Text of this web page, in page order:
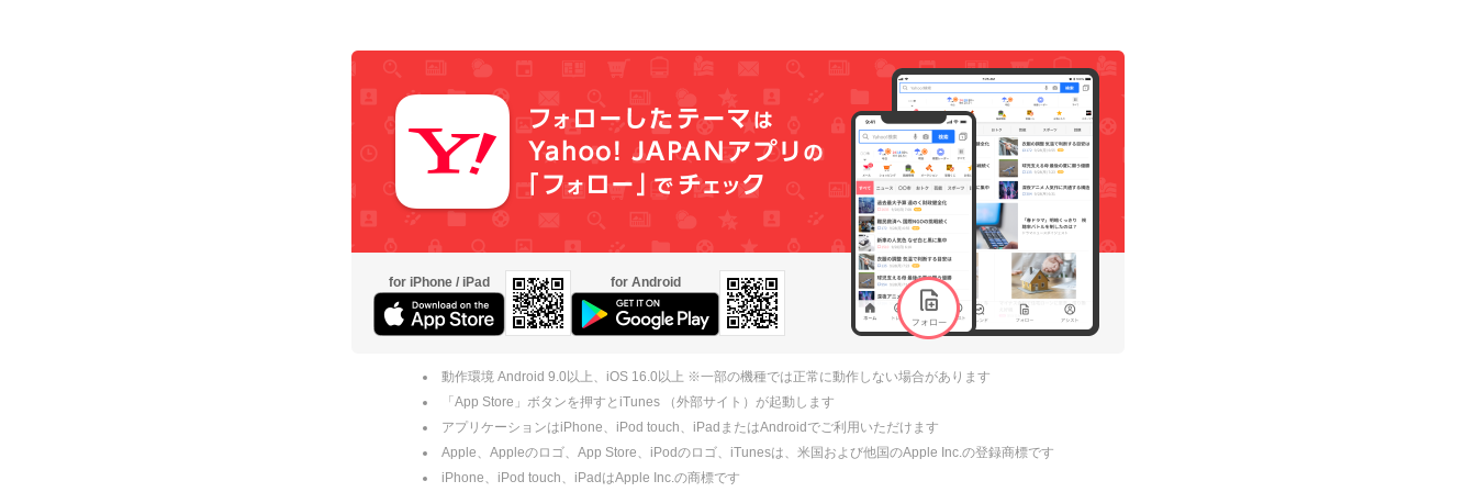
for iPhone / iPad for Android
動作環境 Android 9.0以上、iOS 16.0以上 ※一部の機種では正常に動作しない場合があります
「App Store」ボタンを押すとiTunes （外部サイト）が起動します
アプリケーションはiPhone、iPod touch、iPadまたはAndroidでご利用いただけます
Apple、Appleのロゴ、App Store、iPodのロゴ、iTunesは、米国および他国のApple Inc.の登録商標です
iPhone、iPod touch、iPadはApple Inc.の商標です